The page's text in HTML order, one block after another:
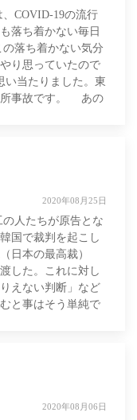
19の流行
落ち着かない毎日
落ち着かない気分
り思っていたので
い当たりました。東
所事故です。 あの
2020年08月25日
たちが原告とな
国で裁判を起こし
日本の最高裁）
した。これに対し
えない判断」など
と事はそう単純で
2020年08月06日